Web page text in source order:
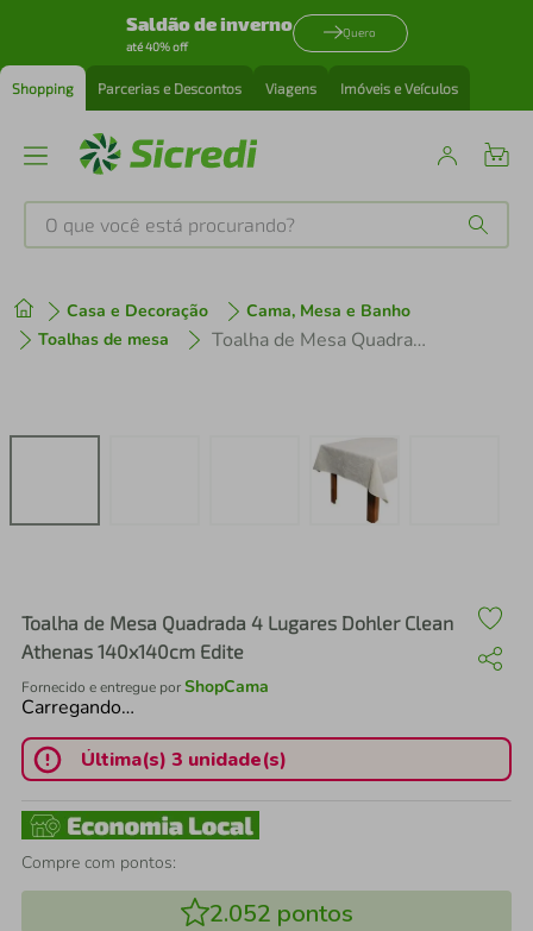
Saldão de inverno
até 40% off
Quero
Shopping Parcerias e Descontos Viagens Imóveis e Veículos
O que você está procurando?
Casa e Decoração
Cama, Mesa e Banho
Toalhas de mesa
Toalha de Mesa Quadrada 4 Lugares Dohler Clean Athenas 140x140cm Edite
Toalha de Mesa Quadrada 4 Lugares Dohler Clean
Athenas 140x140cm Edite
Fornecido e entregue porShopCama
Carregando…
Última(s) 3 unidade(s)
Compre com pontos:
2.052 pontos
1º tenis